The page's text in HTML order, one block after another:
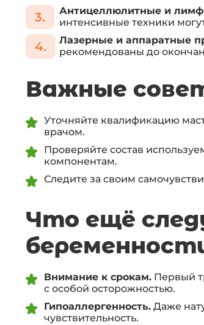
Антицеллюлитные и
интенсивные техники
Лазерные и аппаратные
рекомендованы до
Важные
Уточняйте квалификацию
врачом.
Проверяйте состав
компонентам.
Следите за своим
Что ещё
Внимание к срокам. Первый
с особой осторожностью.
Гипоаллергенность. Даже
чувствительность.